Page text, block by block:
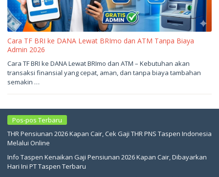
Cara TF BRI ke DANA Lewat BRImo dan ATM Tanpa Biaya
Admin 2026
Mei
17,
sukantengah
Cara TF BRI ke DANA Lewat BRImo dan ATM – Kebutuhan akan
transaksi finansial yang cepat, aman, dan tanpa biaya tambahan
semakin …
Pos-pos Terbaru
THR Pensiunan 2026 Kapan Cair, Cek Gaji THR PNS Taspen Indonesia
Melalui Online
Info Taspen Kenaikan Gaji Pensiunan 2026 Kapan Cair, Dibayarkan
Hari Ini PT Taspen Terbaru